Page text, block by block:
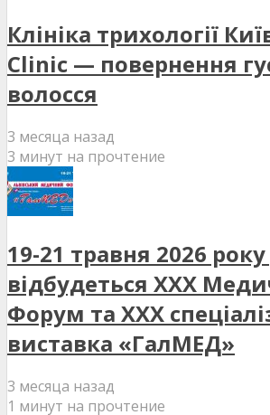
Клініка трихології
Clinic — повернення
волосся
3 месяца назад
3 минут на прочтение
19-21 травня 2026
відбудеться XXX
Форум та XXX
виставка «ГалМЕД»
3 месяца назад
1 минут на прочтение